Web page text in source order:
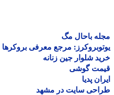
باحال مگ
مرجع معرفی بروکرها
شلوار جین زنانه
گوشی
پدیا
سایت در مشهد